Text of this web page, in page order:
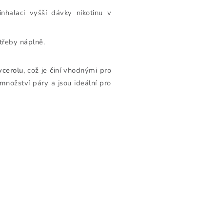
vyšší dávky nikotinu v
náplně.
, což je činí vhodnými pro
páry a jsou ideální pro